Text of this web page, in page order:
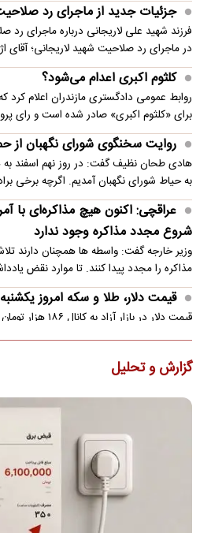
دلیل تغییر ساعت پروازها در
جزئیات جدید از ماجرای رد
فرزند شهید علی لاریجانی درباره ماجرای
در ماجرای رد صلاحیت شهید لاریجانی؛ آقای
کلثوم اکبری اعدام می‌شود؟
برای «کلثوم اکبری» صادر شده است و رای
روایت سخنگوی شورای نگهبان از
هادی طحان نظیف گفت: در روز نهم اسفند به
به حیاط شورای نگهبان آمدیم. اگرچه برخی
عراقچی: اکنون هیچ مذاکره‌ای با
شروع مجدد مذاکره وجود ندارد
وزیر خارجه گفت: واسطه ها همچنان دارند
مذاکره را مجدد پیدا کنند. تا موارد نقض
قیمت دلار، طلا و سکه امروز یکشنبه ۱۸ مرداد
قیمت دلار در بازار
قیمت گوشی سامسونگ، شیائومی و
یک اقتصاددان گفت: شکی نیست که زندگی
فرهنگی و
گزارش و تحلیل